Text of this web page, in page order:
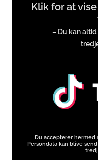
content
www.tiktok.com
Klik for at
– Du kan
Du accepterer hermed
Persondata kan blive